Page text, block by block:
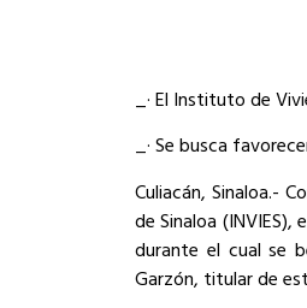
_· El Instituto de
_· Se busca
Culiacán, Sinaloa.-
de Sinaloa
durante el cual se
Garzón, titular de